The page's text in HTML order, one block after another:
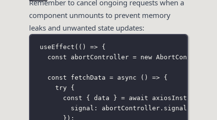
Remember to cancel ongoing requests when a
component unmounts to prevent memory
leaks and unwanted state updates:
useEffect (() => {
const abortController = new AbortController
const fetchData = async () => {
try {
const { data } = await axiosInstance.
signal :
abortController.signal
});